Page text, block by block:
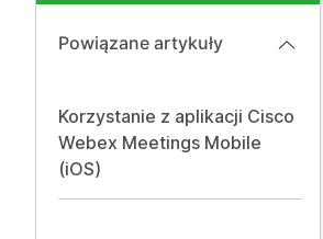
Powiązane artykuły
Korzystanie z aplikacji Cisco
Webex Meetings Mobile
(iOS)